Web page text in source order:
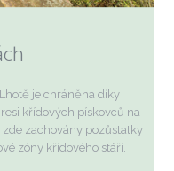
je chráněna díky
křídových pískovců na
zachovány pozůstatky
zóny křídového stáří.